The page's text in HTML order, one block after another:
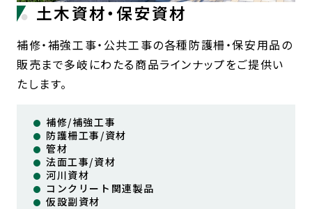
土木資材・保安資材
補修・補強工事・公共工事の各種防護柵・保安用品の
販売まで多岐にわたる商品ラインナップをご提供い
たします。
補修/補強工事
防護柵工事/資材
管材
法面工事/資材
河川資材
コンクリート関連製品
仮設副資材